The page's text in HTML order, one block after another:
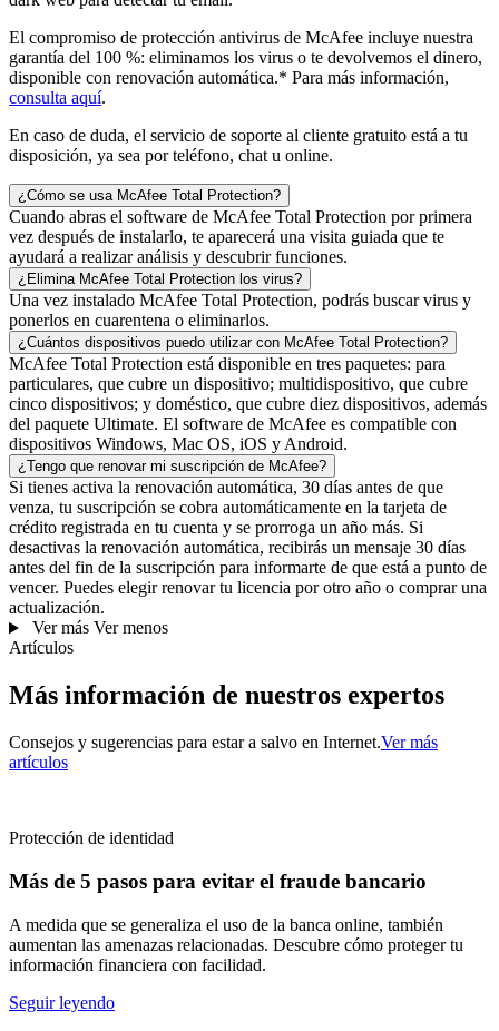
El compromiso de protección antivirus de McAfee incluye nuestra
garantía del 100 %: eliminamos los virus o te devolvemos el dinero,
disponible con renovación automática.* Para más información,
consulta aquí.
En caso de duda, el servicio de soporte al cliente gratuito está a tu
disposición, ya sea por teléfono, chat u online.
¿Cómo se usa McAfee Total Protection?
Cuando abras el software de McAfee Total Protection por primera
vez después de instalarlo, te aparecerá una visita guiada que te
ayudará a realizar análisis y descubrir funciones.
¿Elimina McAfee Total Protection los virus?
Una vez instalado McAfee Total Protection, podrás buscar virus y
ponerlos en cuarentena o eliminarlos.
¿Cuántos dispositivos puedo utilizar con McAfee Total Protection?
McAfee Total Protection está disponible en tres paquetes: para
particulares, que cubre un dispositivo; multidispositivo, que cubre
cinco dispositivos; y doméstico, que cubre diez dispositivos, además
del paquete Ultimate. El software de McAfee es compatible con
dispositivos Windows, Mac OS, iOS y Android.
¿Tengo que renovar mi suscripción de McAfee?
Si tienes activa la renovación automática, 30 días antes de que
venza, tu suscripción se cobra automáticamente en la tarjeta de
crédito registrada en tu cuenta y se prorroga un año más. Si
desactivas la renovación automática, recibirás un mensaje 30 días
antes del fin de la suscripción para informarte de que está a punto de
vencer. Puedes elegir renovar tu licencia por otro año o comprar una
actualización.
Ver más Ver menos
Artículos
Más información de nuestros expertos
Consejos y sugerencias para estar a salvo en Internet.Ver más
artículos
Protección de identidad
Más de 5 pasos para evitar el fraude bancario
A medida que se generaliza el uso de la banca online, también
aumentan las amenazas relacionadas. Descubre cómo proteger tu
información financiera con facilidad.
Seguir leyendo